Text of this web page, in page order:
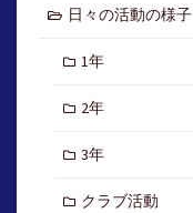
日々の活動の様子
1年
2年
3年
クラブ活動